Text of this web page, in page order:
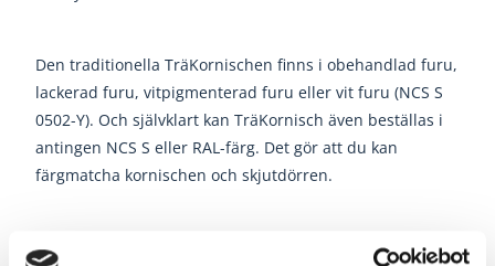
Den traditionella TräKornischen finns i obehandlad furu,
lackerad furu, vitpigmenterad furu eller vit furu (NCS S
0502-Y). Och självklart kan TräKornisch även beställas i
antingen NCS S eller RAL-färg. Det gör att du kan
färgmatcha kornischen och skjutdörren.